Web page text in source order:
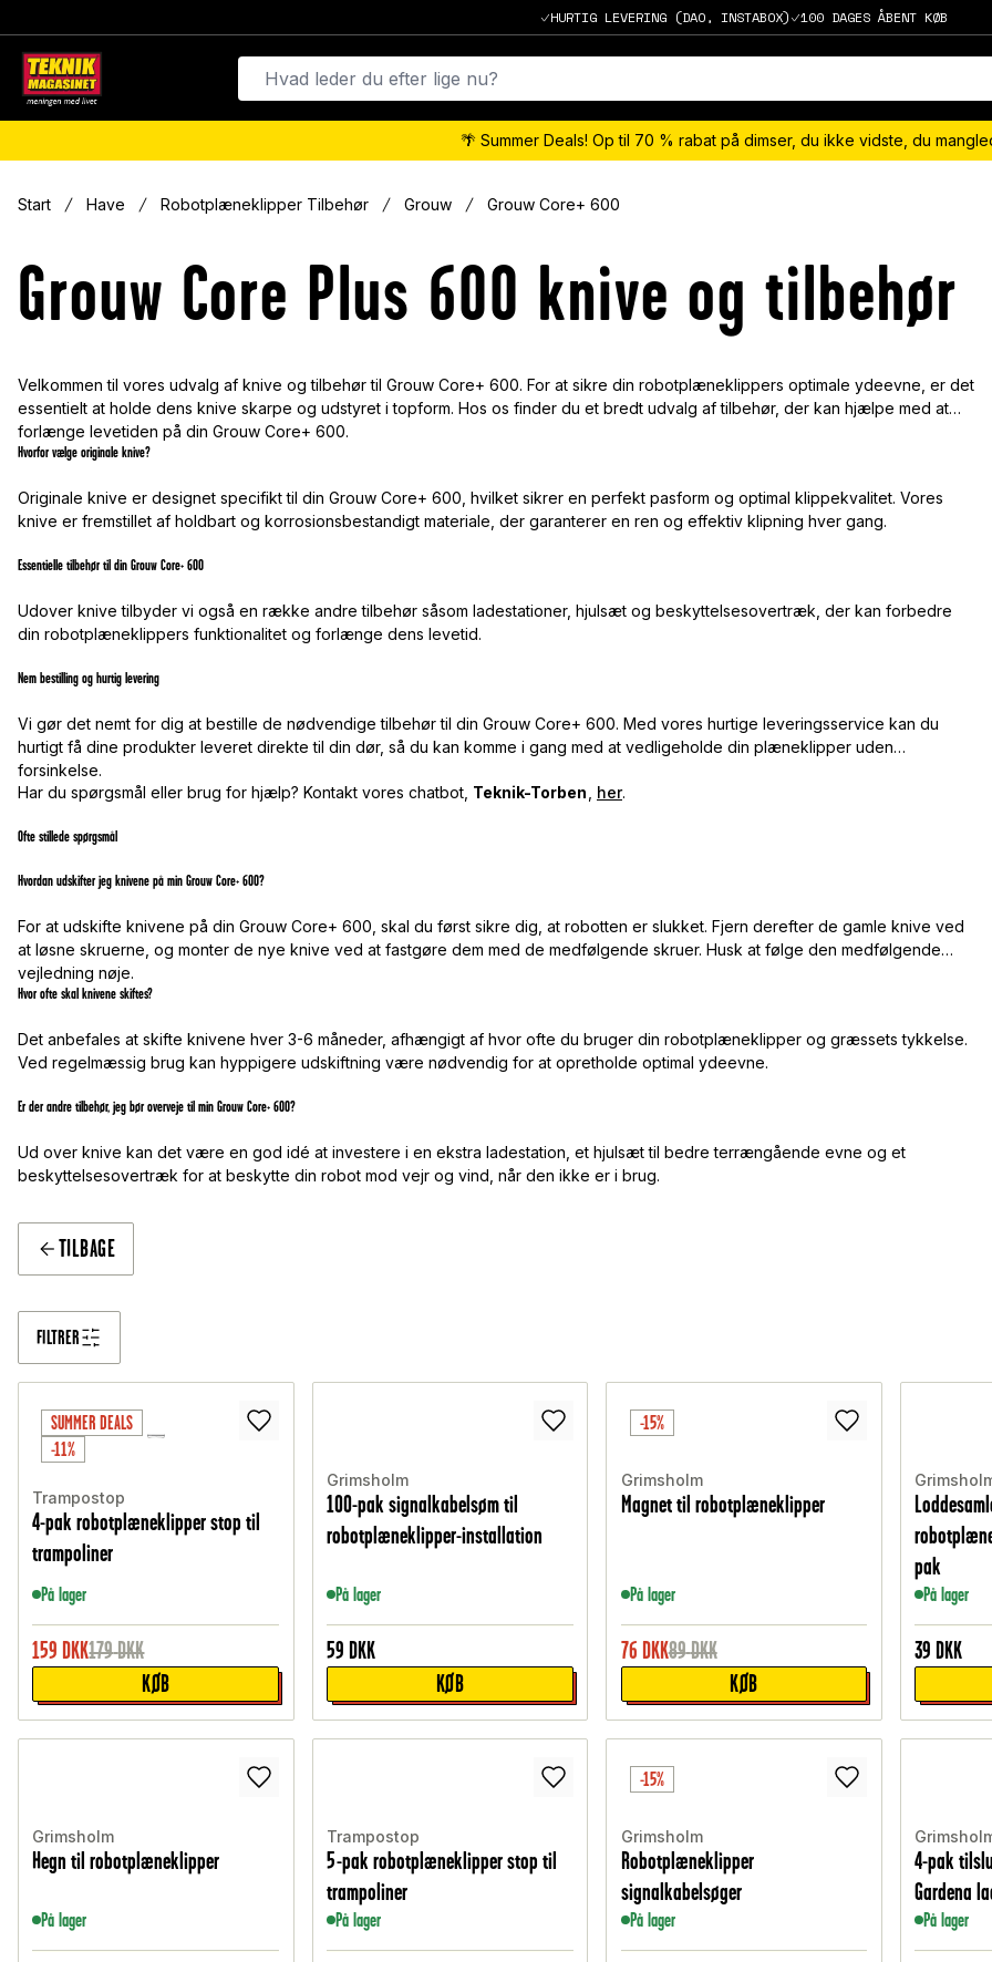
HURTIG LEVERING (DAO, INSTABOX) 100 DAGES ÅBENT KØB
🌴 Summer Deals! Op til 70 % rabat på dimser, du ikke vidste, du
Start Have Robotplæneklipper Tilbehør Grouw Grouw Core+ 600
Grouw Core Plus 600 knive og tilbehør
Velkommen til vores udvalg af knive og tilbehør til Grouw Core+ 600. For at sikre din robotplæneklippers optimale ydeevne, er det
essentielt at holde dens knive skarpe og udstyret i topform. Hos os finder du et bredt udvalg af tilbehør, der kan hjælpe med at
forlænge levetiden på din Grouw Core+ 600.
Hvorfor vælge originale knive?
Originale knive er designet specifikt til din Grouw Core+ 600, hvilket sikrer en perfekt pasform og optimal klippekvalitet. Vores
knive er fremstillet af holdbart og korrosionsbestandigt materiale, der garanterer en ren og effektiv klipning hver gang.
Essentielle tilbehør til din Grouw Core+ 600
Udover knive tilbyder vi også en række andre tilbehør såsom ladestationer, hjulsæt og beskyttelsesovertræk, der kan forbedre
din robotplæneklippers funktionalitet og forlænge dens levetid.
Nem bestilling og hurtig levering
Vi gør det nemt for dig at bestille de nødvendige tilbehør til din Grouw Core+ 600. Med vores hurtige leveringsservice kan du
hurtigt få dine produkter leveret direkte til din dør, så du kan komme i gang med at vedligeholde din plæneklipper uden
forsinkelse.
Har du spørgsmål eller brug for hjælp? Kontakt vores chatbot, Teknik-Torben her.
Ofte stillede spørgsmål
Hvordan udskifter jeg knivene på min Grouw Core+ 600?
For at udskifte knivene på din Grouw Core+ 600, skal du først sikre dig, at robotten er slukket. Fjern derefter de gamle knive ved
at løsne skruerne, og monter de nye knive ved at fastgøre dem med de medfølgende skruer. Husk at følge den medfølgende
vejledning nøje.
Hvor ofte skal knivene skiftes?
Det anbefales at skifte knivene hver 3-6 måneder, afhængigt af hvor ofte du bruger din robotplæneklipper og græssets tykkelse.
Ved regelmæssig brug kan hyppigere udskiftning være nødvendig for at opretholde optimal ydeevne.
Er der andre tilbehør, jeg bør overveje til min Grouw Core+ 600?
Ud over knive kan det være en god idé at investere i en ekstra ladestation, et hjulsæt til bedre terrængående evne og et
beskyttelsesovertræk for at beskytte din robot mod vejr og vind, når den ikke er i brug.
TILBAGE
FILTRER
SUMMER DEALS
-11%
Trampostop
4-pak robotplæneklipper stop til
trampoliner
På lager
159 DKK179DKK
KØB
Grimsholm
100-pak signalkabelsøm til
robotplæneklipper-installation
På lager
59 DKK
KØB
-15%
Grimsholm
Magnet til robotplæneklipper
På lager
76 DKK89DKK
KØB
pak
På lager
39 DKK
Grimsholm
Hegn til robotplæneklipper
På lager
Trampostop
5-pak robotplæneklipper stop til
trampoliner
På lager
-15%
Grimsholm
Robotplæneklipper
signalkabelsøger
På lager
4-pak
Gardena
På lager